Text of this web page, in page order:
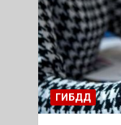
ГИБДД